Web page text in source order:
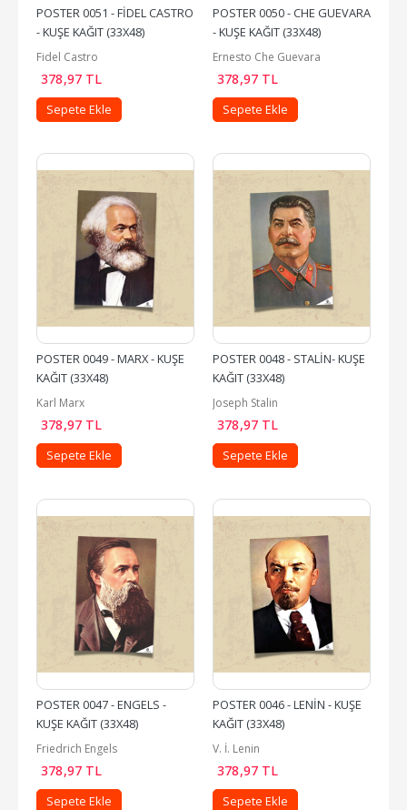
POSTER 0051 - FİDEL CASTRO
- KUŞE KAĞIT (33X48)
Fidel Castro
378,97 TL
Sepete Ekle
POSTER 0050 - CHE GUEVARA
- KUŞE KAĞIT (33X48)
Ernesto Che Guevara
378,97 TL
Sepete Ekle
POSTER 0049 - MARX - KUŞE
KAĞIT (33X48)
Karl Marx
378,97 TL
Sepete Ekle
POSTER 0048 - STALİN- KUŞE
KAĞIT (33X48)
Joseph Stalin
378,97 TL
Sepete Ekle
POSTER 0047 - ENGELS -
KUŞE KAĞIT (33X48)
Friedrich Engels
378,97 TL
Sepete Ekle
POSTER 0046 - LENİN - KUŞE
KAĞIT (33X48)
V. İ. Lenin
378,97 TL
Sepete Ekle